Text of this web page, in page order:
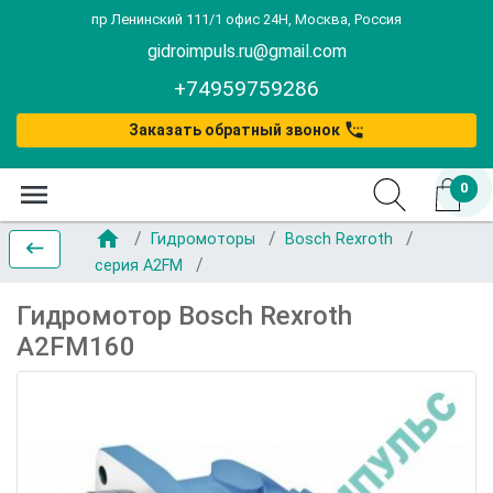
пр Ленинский 111/1 офис 24Н, Москва, Россия
gidroimpuls.ru@gmail.com
+74959759286
Заказать обратный звонок settings_phone
menu 0
keyboard_backspace home Гидромоторы
Bosch Rexroth
серия A2FM
Гидромотор Bosch Rexroth
A2FM160